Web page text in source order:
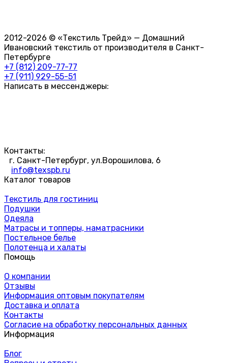
2012-2026 © «Текстиль Трейд» — Домашний
Ивановский текстиль от производителя в Санкт-
Петербурге
+7 (812) 209-77-77
+7 (911) 929-55-51
Написать в мессенджеры:
Контакты:
г. Санкт-Петербург, ул.Ворошилова, 6
info@texspb.ru
Каталог товаров
Текстиль для гостиниц
Подушки
Одеяла
Матрасы и топперы, наматрасники
Постельное белье
Полотенца и халаты
Помощь
О компании
Отзывы
Информация оптовым покупателям
Доставка и оплата
Контакты
Согласие на обработку персональных данных
Информация
Блог